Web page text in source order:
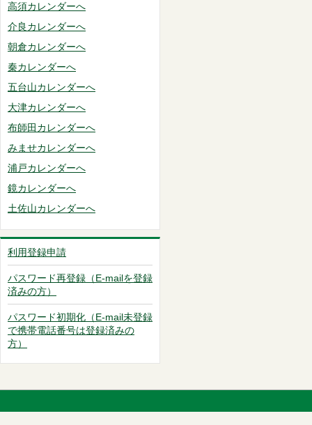
高須カレンダーへ
介良カレンダーへ
朝倉カレンダーへ
秦カレンダーへ
五台山カレンダーへ
大津カレンダーへ
布師田カレンダーへ
みませカレンダーへ
浦戸カレンダーへ
鏡カレンダーへ
土佐山カレンダーへ
利用登録申請
パスワード再登録（E-mailを登録
済みの方）
パスワード初期化（E-mail未登録
で携帯電話番号は登録済みの
方）